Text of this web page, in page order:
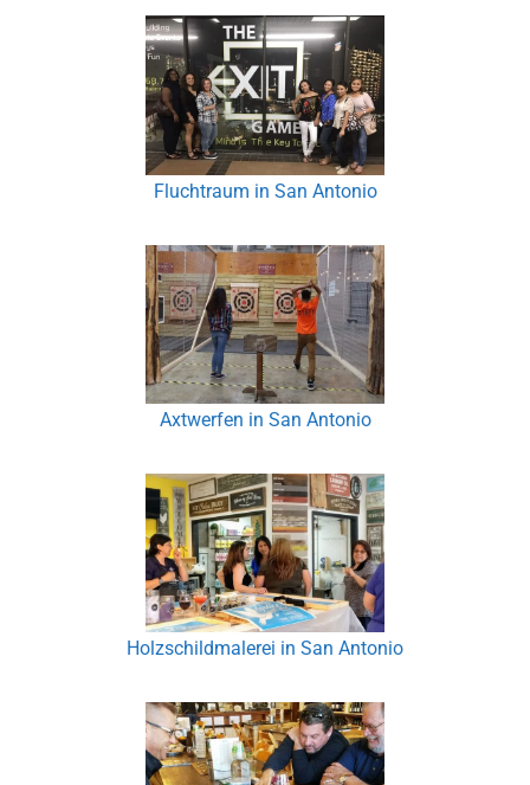
Fluchtraum in San Antonio
Axtwerfen in San Antonio
Holzschildmalerei in San Antonio